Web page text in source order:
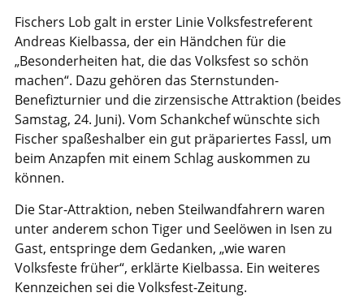
Fischers Lob galt in erster Linie Volksfestreferent
Andreas Kielbassa, der ein Händchen für die
„Besonderheiten hat, die das Volksfest so schön
machen“. Dazu gehören das Sternstunden-
Benefizturnier und die zirzensische Attraktion (beides
Samstag, 24. Juni). Vom Schankchef wünschte sich
Fischer spaßeshalber ein gut präpariertes Fassl, um
beim Anzapfen mit einem Schlag auskommen zu
können.
Die Star-Attraktion, neben Steilwandfahrern waren
unter anderem schon Tiger und Seelöwen in Isen zu
Gast, entspringe dem Gedanken, „wie waren
Volksfeste früher“, erklärte Kielbassa. Ein weiteres
Kennzeichen sei die Volksfest-Zeitung.